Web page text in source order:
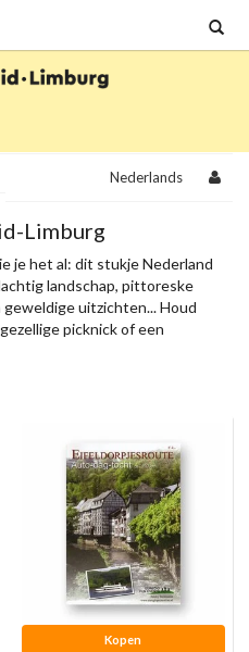
Nederlands
Limburg
je het al: dit stukje Nederland
landschap, pittoreske
uitzichten... Houd
picknick of een
Kopen